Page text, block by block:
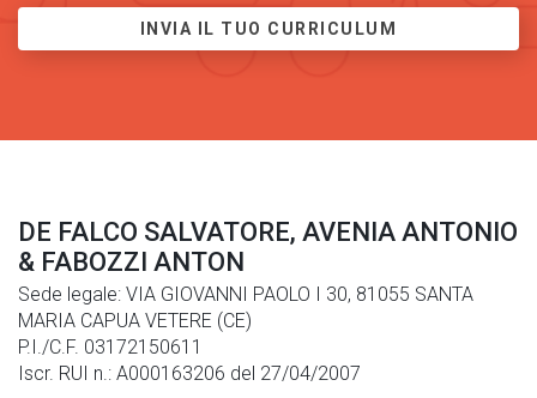
INVIA IL TUO CURRICULUM
DE FALCO SALVATORE, AVENIA ANTONIO
& FABOZZI ANTON
Sede legale: VIA GIOVANNI PAOLO I 30, 81055 SANTA
MARIA CAPUA VETERE (CE)
P.I./C.F. 03172150611
Iscr. RUI n.: A000163206 del 27/04/2007